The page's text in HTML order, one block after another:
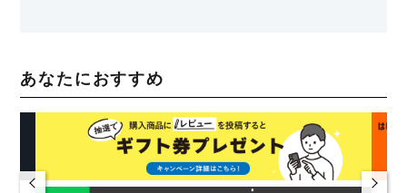
あなたにおすすめ